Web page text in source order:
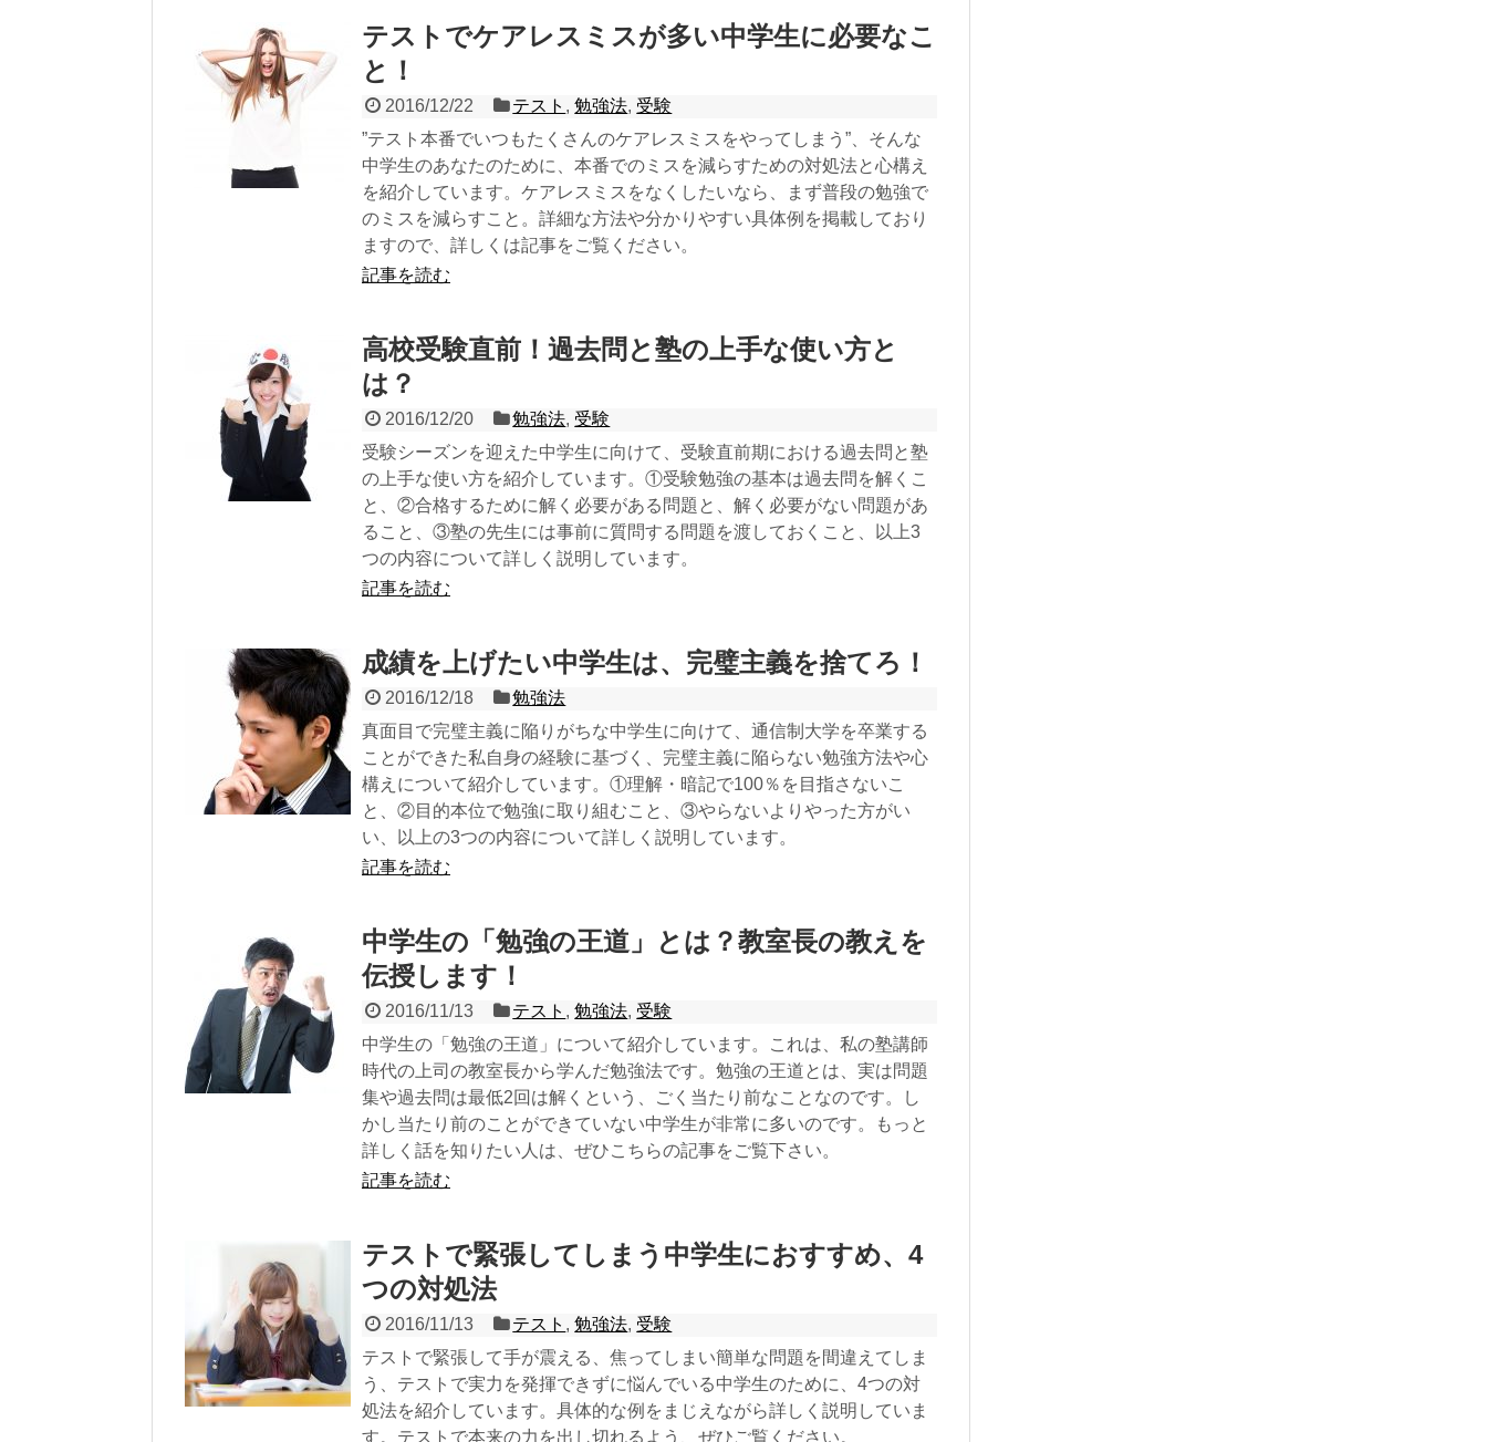
テストでケアレスミスが多い中学生に必要なこ
と！
2016/12/22 テスト ,勉強法, 受験
”テスト本番でいつもたくさんのケアレスミスをやってしまう”、そんな
中学生のあなたのために、本番でのミスを減らすための対処法と心構え
を紹介しています。ケアレスミスをなくしたいなら、まず普段の勉強で
のミスを減らすこと。詳細な方法や分かりやすい具体例を掲載しており
ますので、詳しくは記事をご覧ください。
記事を読む
高校受験直前！過去問と塾の上手な使い方と
は？
2016/12/20 勉強法, 受験
受験シーズンを迎えた中学生に向けて、受験直前期における過去問と塾
の上手な使い方を紹介しています。①受験勉強の基本は過去問を解くこ
と、②合格するために解く必要がある問題と、解く必要がない問題があ
ること、③塾の先生には事前に質問する問題を渡しておくこと、以上3
つの内容について詳しく説明しています。
記事を読む
成績を上げたい中学生は、完璧主義を捨てろ！
2016/12/18
勉強法
真面目で完璧主義に陥りがちな中学生に向けて、通信制大学を卒業する
ことができた私自身の経験に基づく、完璧主義に陥らない勉強方法や心
構えについて紹介しています。①理解・暗記で100％を目指さないこ
と、②目的本位で勉強に取り組むこと、③やらないよりやった方がい
い、以上の3つの内容について詳しく説明しています。
記事を読む
中学生の「勉強の王道」とは？教室長の教えを
伝授します！
2016/11/13 テスト ,勉強法, 受験
中学生の「勉強の王道」について紹介しています。これは、私の塾講師
時代の上司の教室長から学んだ勉強法です。勉強の王道とは、実は問題
集や過去問は最低2回は解くという、ごく当たり前なことなのです。し
かし当たり前のことができていない中学生が非常に多いのです。もっと
詳しく話を知りたい人は、ぜひこちらの記事をご覧下さい。
記事を読む
テストで緊張してしまう中学生におすすめ、4
つの対処法
2016/11/13 テスト ,勉強法, 受験
テストで緊張して手が震える、焦ってしまい簡単な問題を間違えてしま
う、テストで実力を発揮できずに悩んでいる中学生のために、4つの対
処法を紹介しています。具体的な例をまじえながら詳しく説明していま
す。テストで本来の力を出し切れるよう、ぜひご覧ください。